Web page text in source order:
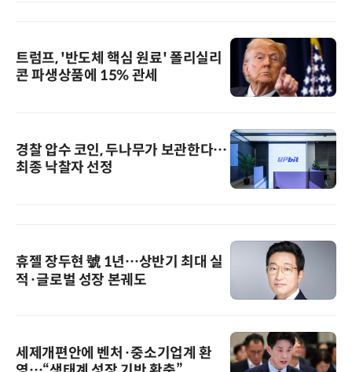
트럼프, '반도체 핵심 원료' 폴리실리
콘 파생상품에 15% 관세
경찰 압수 코인, 두나무가 보관한다…
최종 낙찰자 선정
휴젤 장두현 號 1년…상반기 최대 실
적·글로벌 성장 본궤도
세제개편안에 벤처·중소기업계 환